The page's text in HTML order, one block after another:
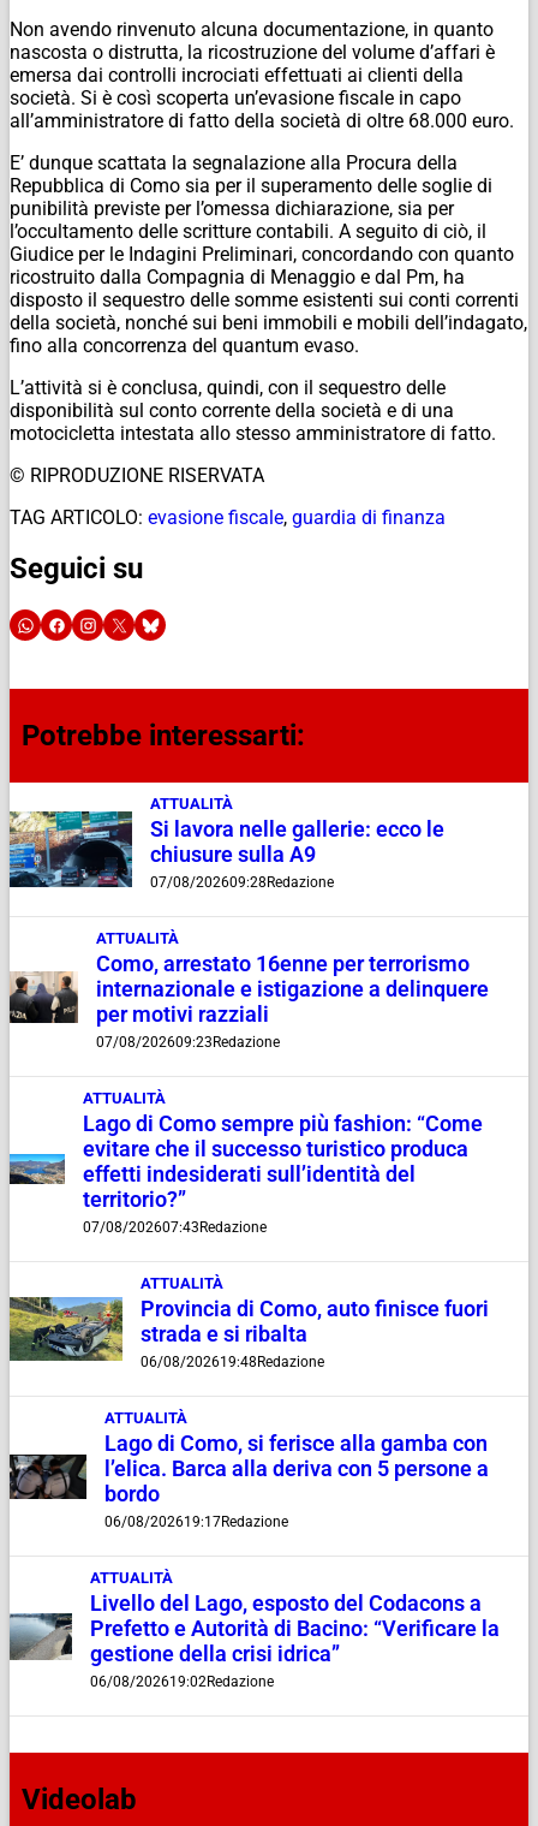
Non avendo rinvenuto alcuna documentazione, in quanto
nascosta o distrutta, la ricostruzione del volume d’affari è
emersa dai controlli incrociati effettuati ai clienti della
società. Si è così scoperta un’evasione fiscale in capo
all’amministratore di fatto della società di oltre 68.000 euro.
E’ dunque scattata la segnalazione alla Procura della
Repubblica di Como sia per il superamento delle soglie di
punibilità previste per l’omessa dichiarazione, sia per
l’occultamento delle scritture contabili. A seguito di ciò, il
Giudice per le Indagini Preliminari, concordando con quanto
ricostruito dalla Compagnia di Menaggio e dal Pm, ha
disposto il sequestro delle somme esistenti sui conti correnti
della società, nonché sui beni immobili e mobili dell’indagato,
fino alla concorrenza del quantum evaso.
L’attività si è conclusa, quindi, con il sequestro delle
disponibilità sul conto corrente della società e di una
motocicletta intestata allo stesso amministratore di fatto.
© RIPRODUZIONE RISERVATA
TAG ARTICOLO: evasione fiscale, guardia di finanza
Seguici su
Potrebbe interessarti:
ATTUALITÀ
Si lavora nelle gallerie: ecco le
chiusure sulla A9
07/08/202609:28 Redazione
ATTUALITÀ
Como, arrestato 16enne per terrorismo
internazionale e istigazione a delinquere
per motivi razziali
07/08/202609:23 Redazione
ATTUALITÀ
Lago di Como sempre più fashion: “Come
evitare che il successo turistico produca
effetti indesiderati sull’identità del
territorio?”
07/08/202607:43 Redazione
ATTUALITÀ
Provincia di Como, auto finisce fuori
strada e si ribalta
06/08/202619:48 Redazione
ATTUALITÀ
Lago di Como, si ferisce alla gamba con
l’elica. Barca alla deriva con 5 persone a
bordo
06/08/202619:17Redazione
ATTUALITÀ
Livello del Lago, esposto del Codacons a
Prefetto e Autorità di Bacino: “Verificare la
gestione della crisi idrica”
06/08/202619:02Redazione
Videolab